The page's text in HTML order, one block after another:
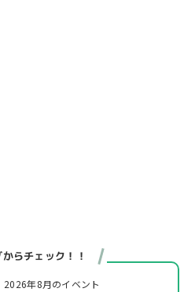
らチェック！！
2026年8月のイベント